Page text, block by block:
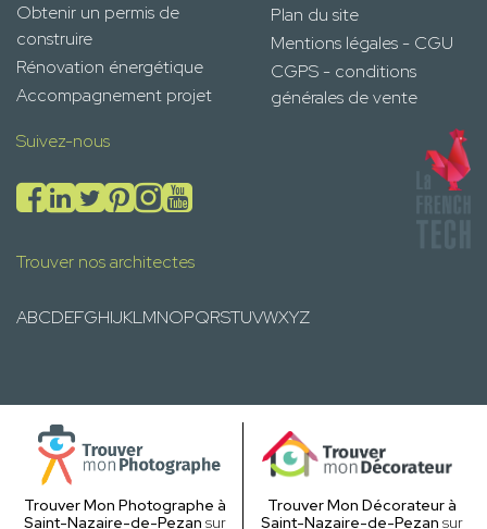
Obtenir un permis de
construire
Rénovation énergétique
Accompagnement projet
Plan du site
Mentions légales - CGU
CGPS - conditions
générales de vente
Suivez-nous
Trouver nos architectes
ABCDEFGHIJKLMNOPQRSTUVWXYZ
Trouver Mon Photographe à
Saint-Nazaire-de-Pezan sur
Trouver Mon Décorateur à
Saint-Nazaire-de-Pezan sur